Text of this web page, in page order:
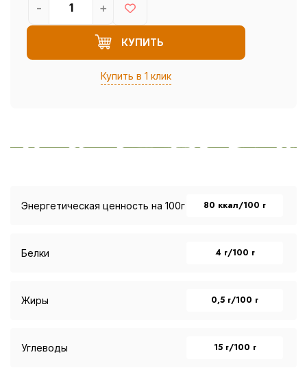
КУПИТЬ
Купить в 1 клик
- +
Энергетическая ценность на 100г 80 ккал/100 г
Белки 4 г/100 г
Жиры 0,5 г/100 г
Углеводы 15 г/100 г